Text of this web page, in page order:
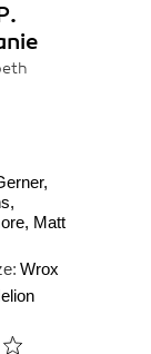
,
,
, Matt
Wrox